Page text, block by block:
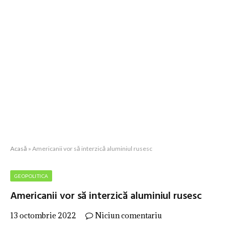
Acasă » Americanii vor să interzică aluminiul rusesc
GEOPOLITICA
Americanii vor să interzică aluminiul rusesc
13 octombrie 2022 Niciun comentariu